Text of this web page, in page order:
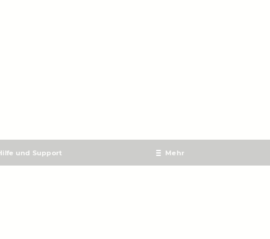
und Support Mehr